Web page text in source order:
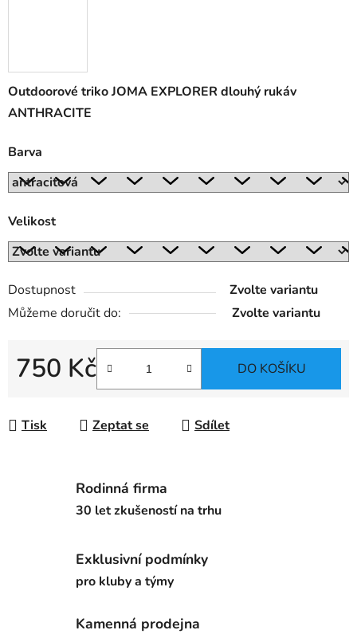
Outdoorové triko JOMA EXPLORER dlouhý rukáv
ANTHRACITE
Barva
Velikost
Dostupnost
Zvolte variantu
Můžeme doručit do:
Zvolte variantu
750 Kč DO KOŠÍKU
Tisk Zeptat se Sdílet
Rodinná firma
30 let zkušeností na trhu
Exklusivní podmínky
pro kluby a týmy
Kamenná prodejna